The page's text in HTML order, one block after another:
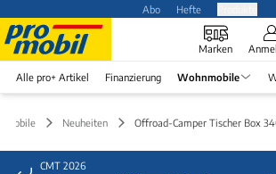
Abo Hefte
Marken
Alle pro+ Artikel Finanzierung Wohnmobile
Neuheiten Offroad-Camper Tischer Box
CMT 2026